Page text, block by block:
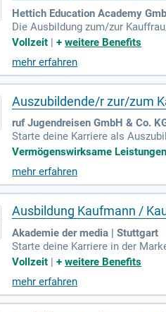
Hettich Education Academy
Die Ausbildung zum/zur
lanung, Umsetzung und
emy kannst du an spannenden
tlich und vernetzt dich mit
Vollzeit |+weitere Benefits
mehr erfahren
Auszubildende/r zur/zum
ruf Jugendreisen GmbH & Co.
Starte deine Karriere als
ldung ab 01. Juli 2027. Freue
ns erwarten dich tolle
nstigte Fitness-
Vermögenswirksame
mehr erfahren
Ausbildung Kaufmann /
Akademie der media | Stuttgart
Starte deine Karriere in der
unikation (m/w/d) bietet dir eine
en und deren Wirkung zu
ommunikativ und arbeitest
Vollzeit |+weitere Benefits
mehr erfahren